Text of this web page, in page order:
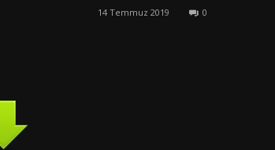
14 Temmuz 2019 0